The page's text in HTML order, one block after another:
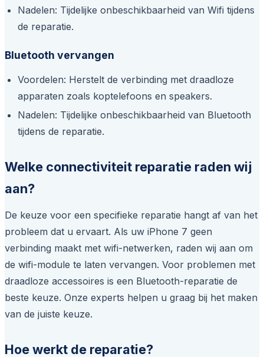
Nadelen: Tijdelijke onbeschikbaarheid van Wifi tijdens
de reparatie.
Bluetooth vervangen
Voordelen: Herstelt de verbinding met draadloze
apparaten zoals koptelefoons en speakers.
Nadelen: Tijdelijke onbeschikbaarheid van Bluetooth
tijdens de reparatie.
Welke connectiviteit reparatie raden wij
aan?
De keuze voor een specifieke reparatie hangt af van het
probleem dat u ervaart. Als uw iPhone 7 geen
verbinding maakt met wifi-netwerken, raden wij aan om
de wifi-module te laten vervangen. Voor problemen met
draadloze accessoires is een Bluetooth-reparatie de
beste keuze. Onze experts helpen u graag bij het maken
van de juiste keuze.
Hoe werkt de reparatie?